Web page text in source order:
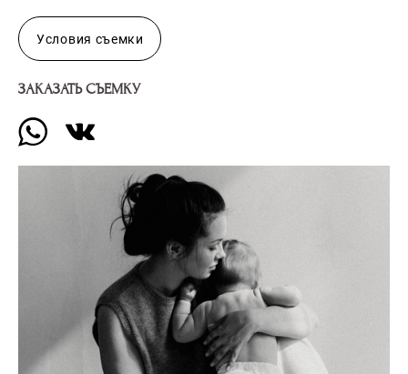
Условия съемки
ЗАКАЗАТЬ СЪЕМКУ